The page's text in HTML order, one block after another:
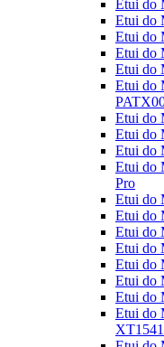
Etui do
Etui do
Etui do
Etui do
Etui do
Etui do
Etui do
Etui do
Etui do
Etui do
Pro
Etui do
Etui do
Etui do
Etui do
Etui do
Etui do
Etui do
Etui do
XT1541